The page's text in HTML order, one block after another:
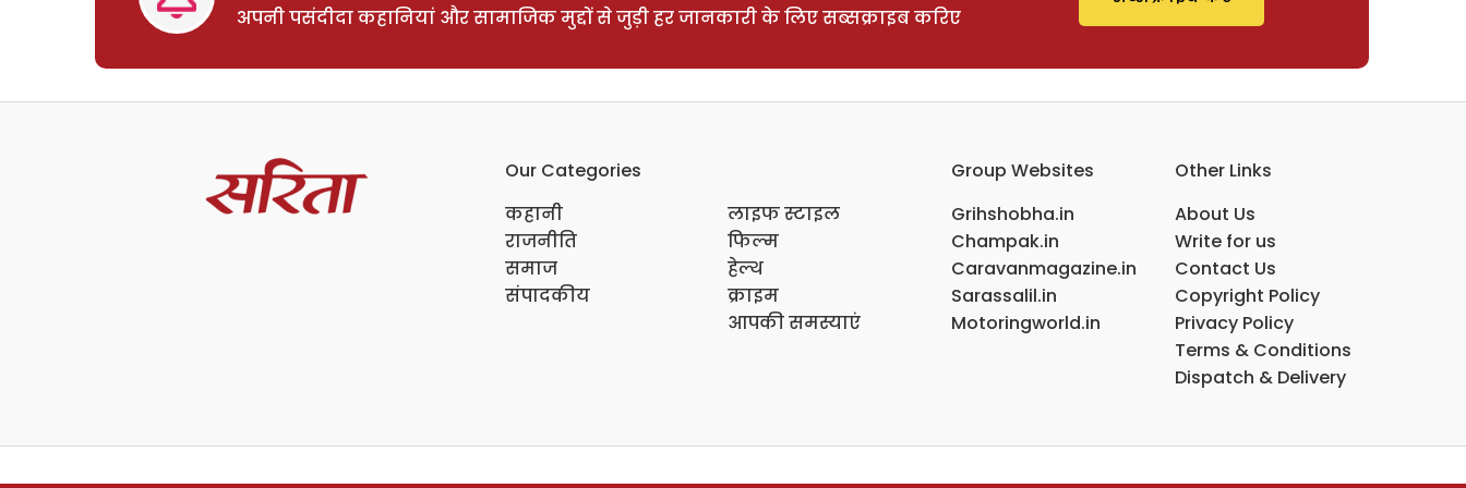
अपनी पसंदीदा कहानियां और सामाजिक मुद्दों से जुड़ी हर जानकारी के लिए सब्सक्राइब करिए
Our Categories
कहानी
राजनीति
समाज
संपादकीय
लाइफ स्टाइल
फिल्म
हेल्थ
क्राइम
आपकी समस्याएं
Group Websites
Grihshobha.in
Champak.in
Caravanmagazine.in
Sarassalil.in
Motoringworld.in
Other Links
About Us
Write for us
Contact Us
Copyright Policy
Privacy Policy
Terms & Conditions
Dispatch & Delivery